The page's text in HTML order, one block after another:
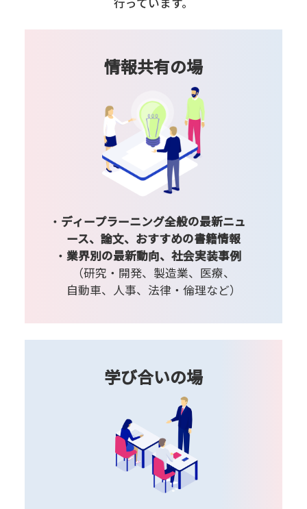
情報共有の場
ディープラーニング全般の最新ニュ
ース、論文、おすすめの書籍情報
業界別の最新動向、社会実装事例
（研究・開発、製造業、医療、
自動車、人事、法律・倫理など）
学び合いの場